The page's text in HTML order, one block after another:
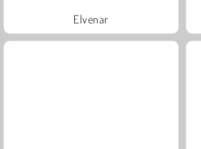
Elvenar